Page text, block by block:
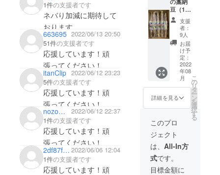
納豆、たぶんはじめ
て。楽しみにしていま
す♪
1件の支援者です
ネバり加減に期待して
おります。
663695 2022/06/13 20:50
51件の支援者です
応援しています！頑
張ってください！
itanClip 2022/06/12 23:23
5件の支援者です
応援しています！頑
張ってください！
nozomyon
2022/06/12 22:37
1件の支援者です
応援しています！頑
張ってください！
2df87fe492b4 2022/06/06 12:04
1件の支援者です
応援しています！頑
豆（10
本） お
礼の
メッ
セージ
干納豆
支援
者：
9人
お届
け予
定：
2022
年08
月
詳細を見る
こ
の
リ
タ
ー
ン
を
選
択
す
る
このプロ
ジェクト
は、 All-In方
式です。
目標金額に